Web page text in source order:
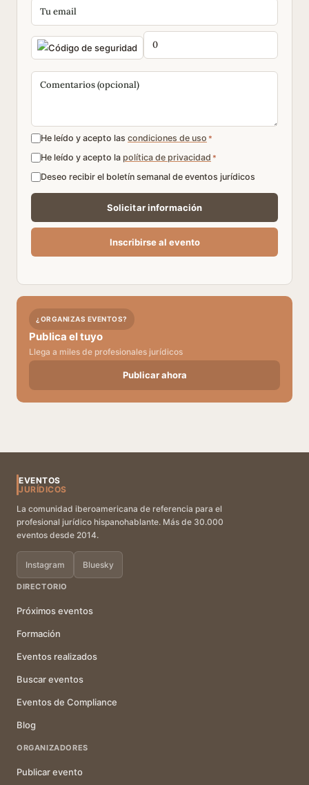
He leído y acepto las condiciones de uso *
He leído y acepto la política de privacidad *
Deseo recibir el boletín semanal de eventos jurídicos
¿ORGANIZAS EVENTOS?
Publica el tuyo
Llega a miles de profesionales jurídicos
Publicar ahora
EVENTOS
JURÍDICOS
La comunidad iberoamericana de referencia para el
profesional jurídico hispanohablante. Más de 30.000
eventos desde 2014.
Instagram Bluesky
DIRECTORIO
Próximos eventos
Formación
Eventos realizados
Buscar eventos
Eventos de Compliance
Blog
ORGANIZADORES
Publicar evento